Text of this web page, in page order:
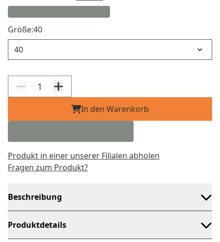
Größe:40
In den Warenkorb
Produkt in einer unserer Filialen abholen
Fragen zum Produkt?
Beschreibung
Produktdetails